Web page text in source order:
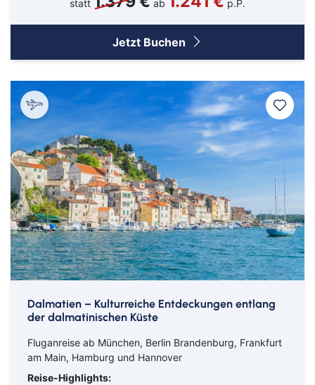
statt
ab p.P.
Jetzt Buchen
Dalmatien – Kulturreiche Entdeckungen entlang
der dalmatinischen Küste
Fluganreise ab München, Berlin Brandenburg, Frankfurt
am Main, Hamburg und Hannover
Reise-Highlights: